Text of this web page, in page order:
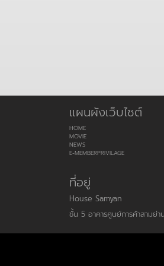
แผนผังเว็บไซต์
HOME
MOVIE
NEWS
E-MEMBERPRIVILAGE
ที่อยู่
House Samyan
ชั้น 5 อาคารศูนย์การค้าสามย่